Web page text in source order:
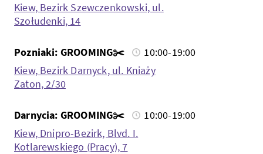
Kiew, Bezirk Szewczenkowski, ul.
Szołudenki, 14
Pozniaki: GROOMING✂️
10:00-19:00
Kiew, Bezirk Darnyck, ul. Kniaży
Zaton, 2/30
Darnycia: GROOMING✂️
10:00-19:00
Kiew, Dnipro-Bezirk, Blvd. I.
Kotlarewskiego (Pracy), 7